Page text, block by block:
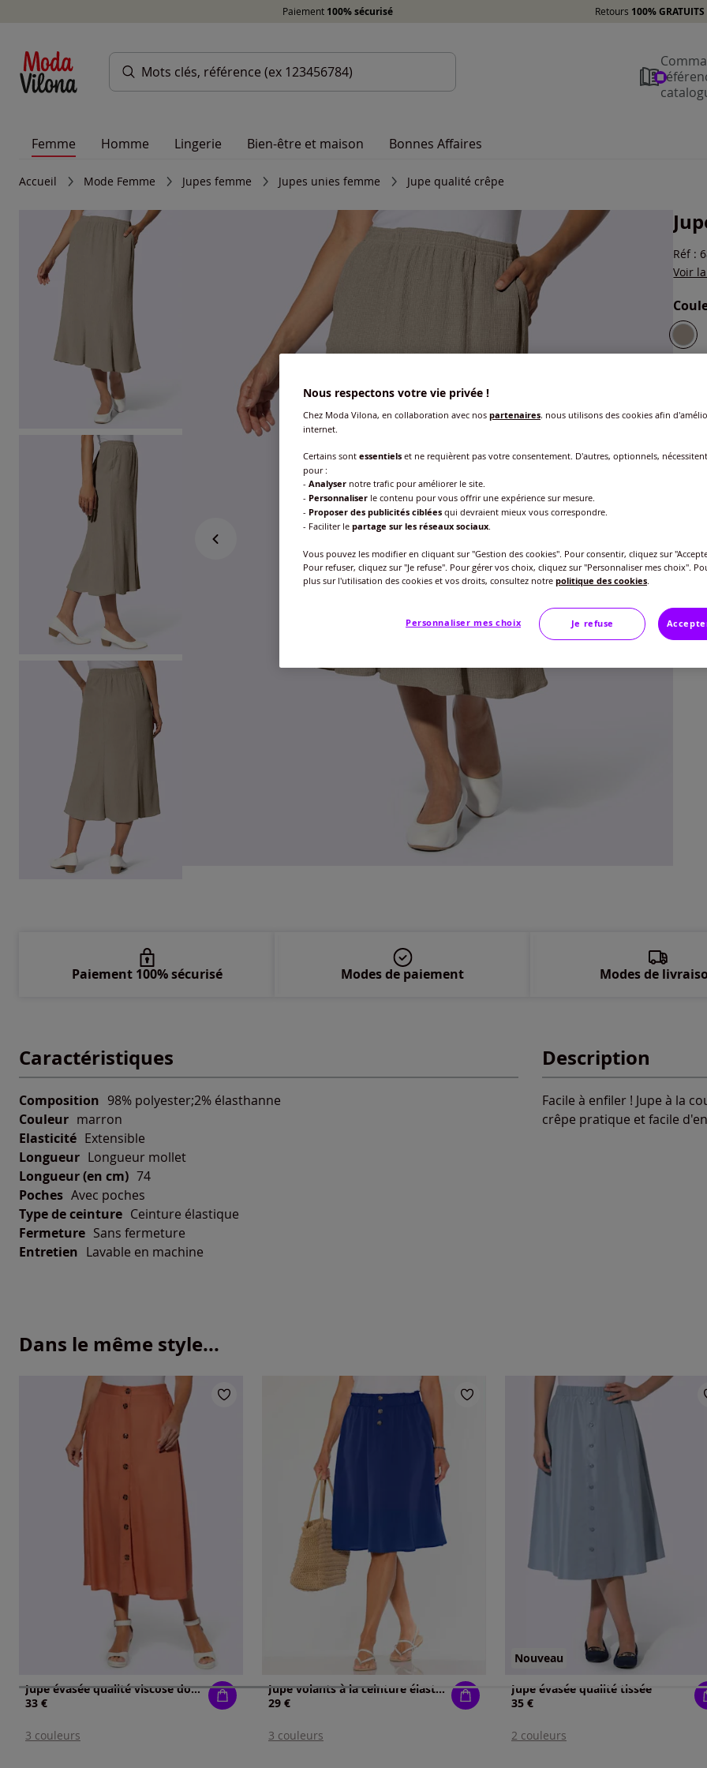
Paiement 100% sécurisé Retours 100%
Femme Homme Lingerie Bien-être et maison Bonnes Affaires
Accueil Mode Femme Jupes femme Jupes unies femme Jupe qualité crêpe
Réf :
Voir
46
48
Caractéristiques
Composition 98% polyester;2% élasthanne
Couleur marron
Elasticité Extensible
Longueur Longueur mollet
Longueur (en cm) 74
Poches Avec poches
Type de ceinture Ceinture élastique
Fermeture Sans fermeture
Entretien Lavable en machine
Description
Facile à enfiler ! Jupe à la
crêpe pratique et facile
Paiement 100% sécurisé Modes de paiement Modes de
Dans le même style...
Jupe évasée qualité viscose douce
33 €
3 couleurs
Jupe volants à la ceinture élastique
29 €
3 couleurs
Nouveau
Jupe évasée qualité tissée
35 €
2 couleurs
Nous respectons votre vie privée !
Chez Moda Vilona, en collaboration avec nos partenaires, nous utilisons des cookies afin
internet.
Certains sont essentiels et ne requièrent pas votre consentement. D'autres, optionnels,
pour :
- Analyser notre trafic pour améliorer le site.
- Personnaliser le contenu pour vous offrir une expérience sur mesure.
- Proposer des publicités ciblées qui devraient mieux vous correspondre.
- Faciliter le partage sur les réseaux sociaux.
Vous pouvez les modifier en cliquant sur "Gestion des cookies". Pour consentir, cliquez sur
Pour refuser, cliquez sur "Je refuse". Pour gérer vos choix, cliquez sur "Personnaliser mes choix".
plus sur l'utilisation des cookies et vos droits, consultez notre politique des cookies.
Personnaliser mes choix Je refuse